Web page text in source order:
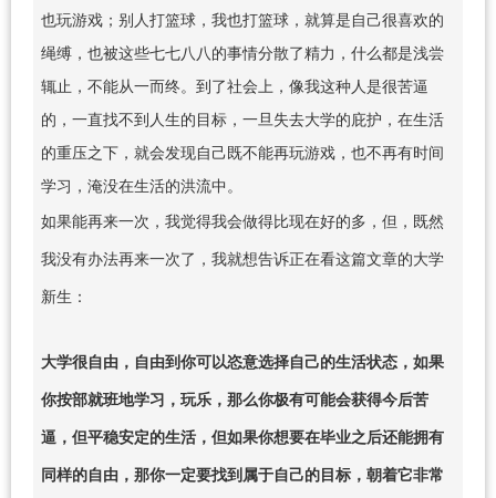
也玩游戏；别人打篮球，我也打篮球，就算是自己很喜欢的
绳缚，也被这些七七八八的事情分散了精力，什么都是浅尝
辄止，不能从一而终。到了社会上，像我这种人是很苦逼
的，一直找不到人生的目标，一旦失去大学的庇护，在生活
的重压之下，就会发现自己既不能再玩游戏，也不再有时间
学习，淹没在生活的洪流中。
如果能再来一次，我觉得我会做得比现在好的多，但，既然
我没有办法再来一次了，我就想告诉正在看这篇文章的大学
新生：
大学很自由，自由到你可以恣意选择自己的生活状态，如果
你按部就班地学习，玩乐，那么你极有可能会获得今后苦
逼，但平稳安定的生活，但如果你想要在毕业之后还能拥有
同样的自由，那你一定要找到属于自己的目标，朝着它非常